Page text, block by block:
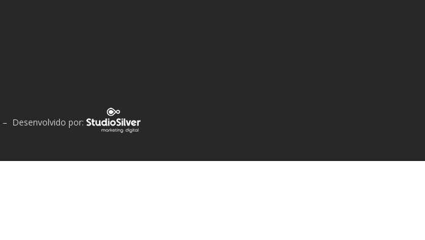
– Desenvolvido por: